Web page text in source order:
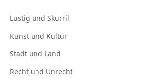
Lustig und Skurril
Kunst und Kultur
Stadt und Land
Recht und Unrecht